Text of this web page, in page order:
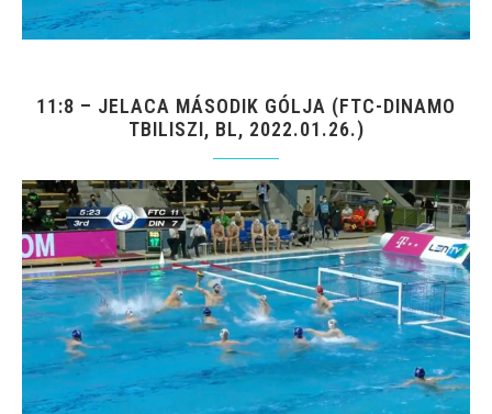
11:8 – JELACA MÁSODIK GÓLJA (FTC-DINAMO
TBILISZI, BL, 2022.01.26.)